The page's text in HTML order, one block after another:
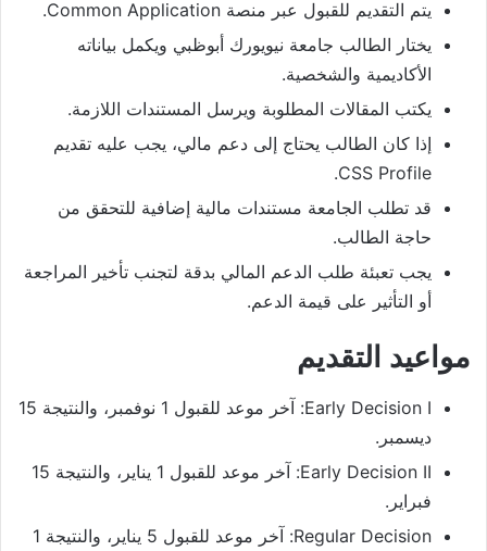
يتم التقديم للقبول عبر منصة Common Application.
يختار الطالب جامعة نيويورك أبوظبي ويكمل بياناته
الأكاديمية والشخصية.
يكتب المقالات المطلوبة ويرسل المستندات اللازمة.
إذا كان الطالب يحتاج إلى دعم مالي، يجب عليه تقديم
CSS Profile.
قد تطلب الجامعة مستندات مالية إضافية للتحقق من
حاجة الطالب.
يجب تعبئة طلب الدعم المالي بدقة لتجنب تأخير المراجعة
أو التأثير على قيمة الدعم.
مواعيد التقديم
Early Decision I: آخر موعد للقبول 1 نوفمبر، والنتيجة 15
ديسمبر.
Early Decision II: آخر موعد للقبول 1 يناير، والنتيجة 15
فبراير.
Regular Decision: آخر موعد للقبول 5 يناير، والنتيجة 1